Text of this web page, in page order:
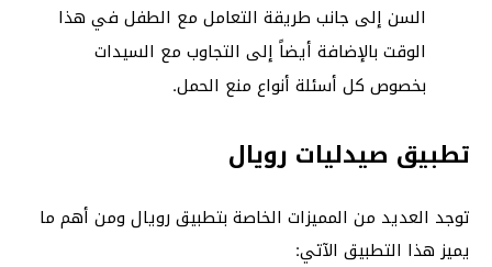
السن إلى جانب طريقة التعامل مع الطفل في هذا
الوقت بالإضافة أيضاً إلى التجاوب مع السيدات
بخصوص كل أسئلة أنواع منع الحمل.
تطبيق صيدليات رويال
توجد العديد من المميزات الخاصة بتطبيق رويال ومن أهم ما
يميز هذا التطبيق الآتي: